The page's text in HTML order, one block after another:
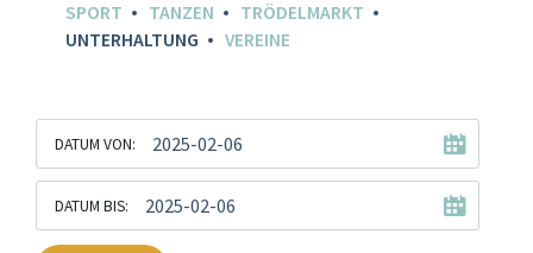
SPORT
TANZEN
TRÖDELMARKT
UNTERHALTUNG
VEREINE
DATUM VON:
DATUM BIS: